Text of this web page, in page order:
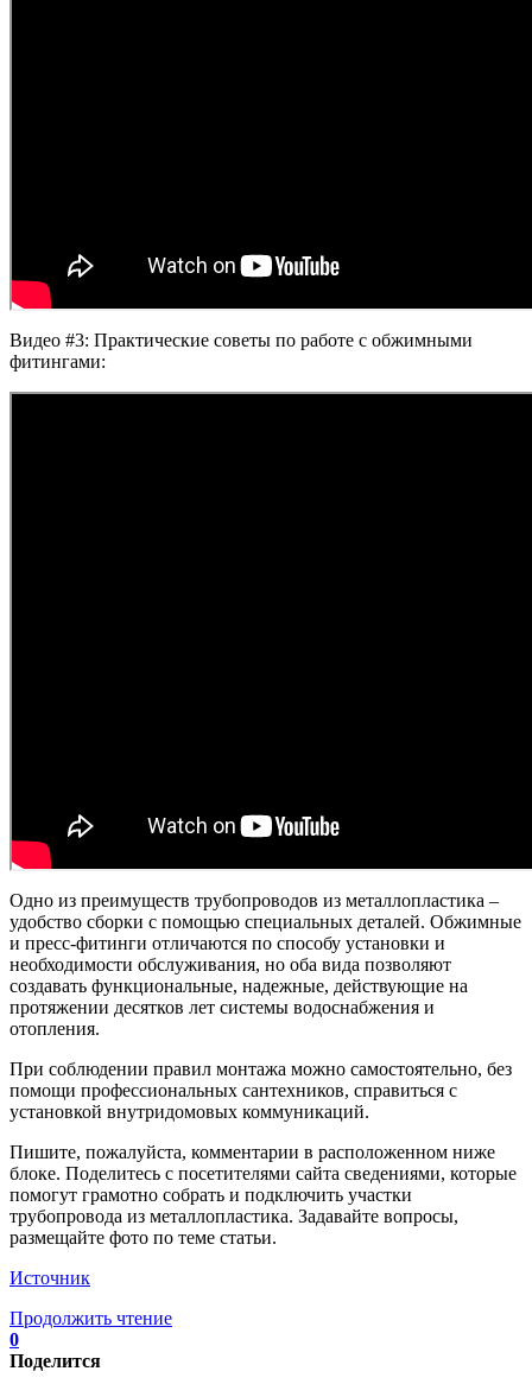
Видео #3: Практические советы по работе с обжимными
фитингами:
Одно из преимуществ трубопроводов из металлопластика –
удобство сборки с помощью специальных деталей. Обжимные
и пресс-фитинги отличаются по способу установки и
необходимости обслуживания, но оба вида позволяют
создавать функциональные, надежные, действующие на
протяжении десятков лет системы водоснабжения и
отопления.
При соблюдении правил монтажа можно самостоятельно, без
помощи профессиональных сантехников, справиться с
установкой внутридомовых коммуникаций.
Пишите, пожалуйста, комментарии в расположенном ниже
блоке. Поделитесь с посетителями сайта сведениями, которые
помогут грамотно собрать и подключить участки
трубопровода из металлопластика. Задавайте вопросы,
размещайте фото по теме статьи.
Источник
Продолжить чтение
0
Поделится